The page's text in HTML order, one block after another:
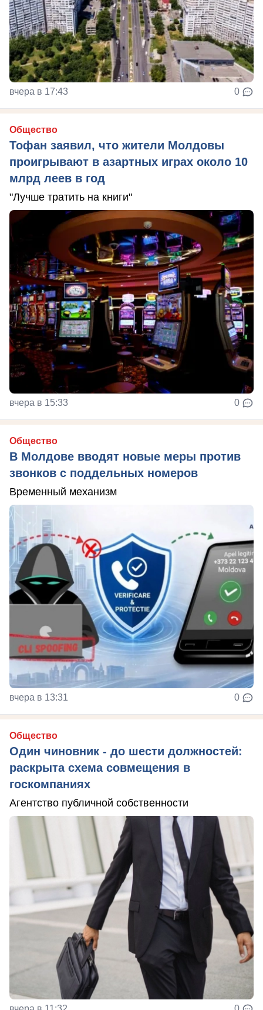
вчера в 17:43 0
Общество
Тофан заявил, что жители Молдовы
проигрывают в азартных играх около 10
млрд леев в год
"Лучше тратить на книги"
вчера в 15:33 0
Общество
В Молдове вводят новые меры против
звонков с поддельных номеров
Временный механизм
вчера в 13:31 0
Общество
Один чиновник - до шести должностей:
раскрыта схема совмещения в
госкомпаниях
Агентство публичной собственности